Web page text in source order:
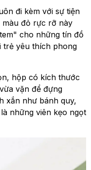
đi kèm với sự tiện
màu đỏ rực rỡ này
cho những tín đồ
trẻ yêu thích phong
hộp có kích thước
vặn để đựng
xắn như bánh quy,
những viên kẹo ngọt